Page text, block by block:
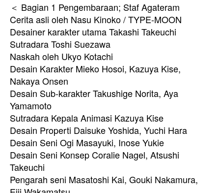
＜ Bagian 1 Pengembaraan; Staf Agateram
Cerita asli oleh Nasu Kinoko / TYPE-MOON
Desainer karakter utama Takashi Takeuchi
Sutradara Toshi Suezawa
Naskah oleh Ukyo Kotachi
Desain Karakter Mieko Hosoi, Kazuya Kise,
Nakaya Onsen
Desain Sub-karakter Takushige Norita, Aya
Yamamoto
Sutradara Kepala Animasi Kazuya Kise
Desain Properti Daisuke Yoshida, Yuchi Hara
Desain Seni Ogi Masayuki, Inose Yukie
Desain Seni Konsep Coralie Nagel, Atsushi
Takeuchi
Pengarah seni Masatoshi Kai, Gouki Nakamura,